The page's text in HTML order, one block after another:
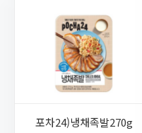
포차24)냉채족발270g